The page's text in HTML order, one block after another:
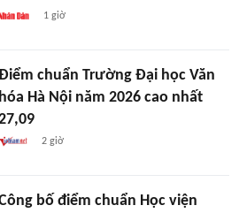
1 giờ
chuẩn Trường Đại học Văn
hóa Hà Nội năm 2026 cao nhất
2 giờ
bố điểm chuẩn Học viện